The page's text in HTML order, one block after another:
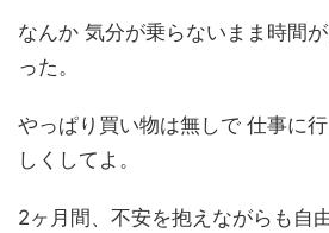
なんか 気分が乗らないまま時間
った。
やっぱり買い物は無しで 仕事に
しくしてよ。
2ヶ月間、不安を抱えながらも自